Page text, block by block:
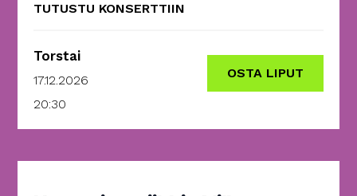
TUTUSTU KONSERTTIIN
Torstai
17.12.2026
20:30
OSTA LIPUT